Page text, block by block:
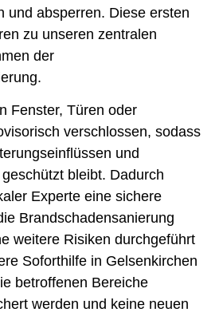
und absperren. Diese ersten
zu unseren zentralen
der
Fenster, Türen oder
verschlossen, sodass
und
bleibt. Dadurch
Experte eine sichere
Brandschadensanierung
weitere Risiken durchgeführt
Soforthilfe in Gelsenkirchen
betroffenen Bereiche
werden und keine neuen